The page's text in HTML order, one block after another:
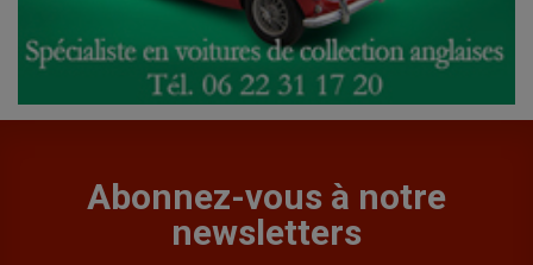
Abonnez-vous à notre
newsletters